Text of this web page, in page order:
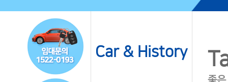
Car & History